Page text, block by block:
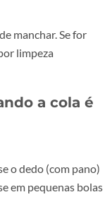
arranca
muito devagar,
bom aspecto,
um novo
autocolantes-